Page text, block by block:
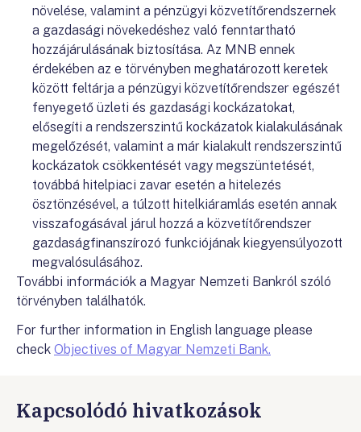
növelése, valamint a pénzügyi közvetítőrendszernek
a gazdasági növekedéshez való fenntartható
hozzájárulásának biztosítása. Az MNB ennek
érdekében az e törvényben meghatározott keretek
között feltárja a pénzügyi közvetítőrendszer egészét
fenyegető üzleti és gazdasági kockázatokat,
elősegíti a rendszerszintű kockázatok kialakulásának
megelőzését, valamint a már kialakult rendszerszintű
kockázatok csökkentését vagy megszüntetését,
továbbá hitelpiaci zavar esetén a hitelezés
ösztönzésével, a túlzott hitelkiáramlás esetén annak
visszafogásával járul hozzá a közvetítőrendszer
gazdaságfinanszírozó funkciójának kiegyensúlyozott
megvalósulásához.
További információk a Magyar Nemzeti Bankról szóló
törvényben találhatók.
For further information in English language please
check Objectives of Magyar Nemzeti Bank.
Kapcsolódó hivatkozások